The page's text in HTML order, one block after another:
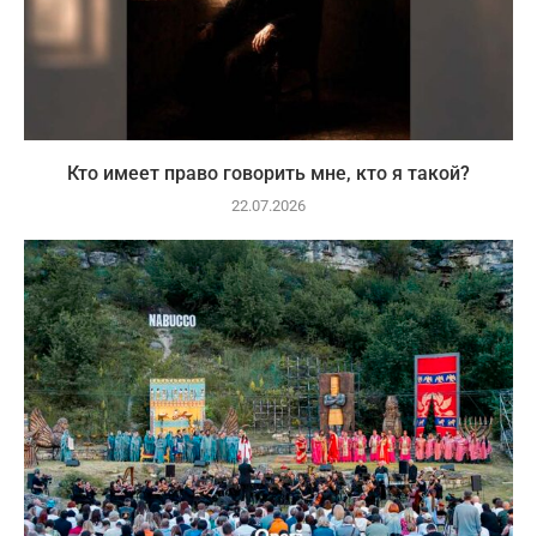
Кто имеет право говорить мне, кто я такой?
22.07.2026